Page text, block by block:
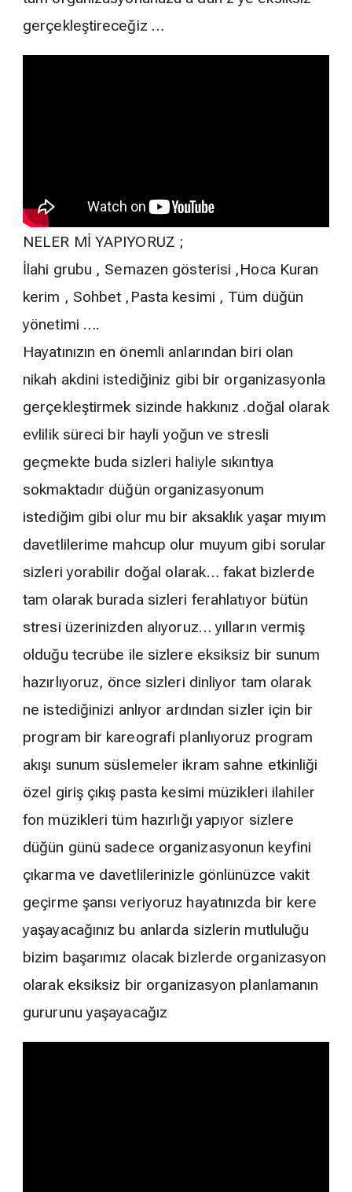
gerçekleştireceğiz …
NELER Mİ YAPIYORUZ ;
İlahi grubu , Semazen gösterisi ,Hoca Kuran
kerim , Sohbet ,Pasta kesimi , Tüm düğün
yönetimi ….
Hayatınızın en önemli anlarından biri olan
nikah akdini istediğiniz gibi bir organizasyonla
gerçekleştirmek sizinde hakkınız .doğal olarak
evlilik süreci bir hayli yoğun ve stresli
geçmekte buda sizleri haliyle sıkıntıya
sokmaktadır düğün organizasyonum
istediğim gibi olur mu bir aksaklık yaşar mıyım
davetlilerime mahcup olur muyum gibi sorular
sizleri yorabilir doğal olarak… fakat bizlerde
tam olarak burada sizleri ferahlatıyor bütün
stresi üzerinizden alıyoruz… yılların vermiş
olduğu tecrübe ile sizlere eksiksiz bir sunum
hazırlıyoruz, önce sizleri dinliyor tam olarak
ne istediğinizi anlıyor ardından sizler için bir
program bir kareografi planlıyoruz program
akışı sunum süslemeler ikram sahne etkinliği
özel giriş çıkış pasta kesimi müzikleri ilahiler
fon müzikleri tüm hazırlığı yapıyor sizlere
düğün günü sadece organizasyonun keyfini
çıkarma ve davetlilerinizle gönlünüzce vakit
geçirme şansı veriyoruz hayatınızda bir kere
yaşayacağınız bu anlarda sizlerin mutluluğu
bizim başarımız olacak bizlerde organizasyon
olarak eksiksiz bir organizasyon planlamanın
gururunu yaşayacağız